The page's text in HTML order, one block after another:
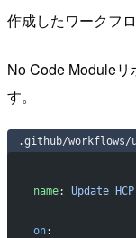
作成したワークフ
No Code Moduleリ
す。
.github/workflows/
name: Update
on: